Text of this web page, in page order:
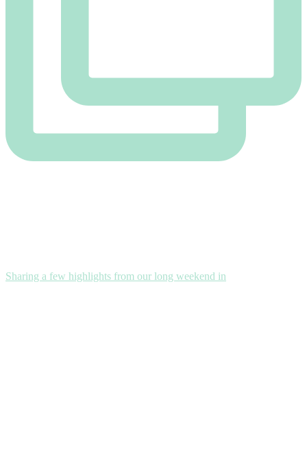
Sharing a few highlights from our long weekend in